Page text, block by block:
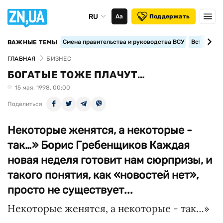
RU Аа Поддержать
ВАЖНЫЕ ТЕМЫ Смена правительства и руководства ВСУ
ГЛАВНАЯ БИЗНЕС
БОГАТЫЕ ТОЖЕ ПЛАЧУТ…
15 мая, 1998, 00:00
Поделиться
Некоторые женятся, а некоторые -
так…» Борис Гребенщиков Каждая
новая неделя готовит нам сюрпризы, и
такого понятия, как «новостей нет»,
просто не существует...
Некоторые женятся, а некоторые - так…»